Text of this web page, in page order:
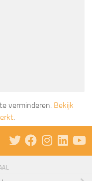
verminderen. Bekijk
.